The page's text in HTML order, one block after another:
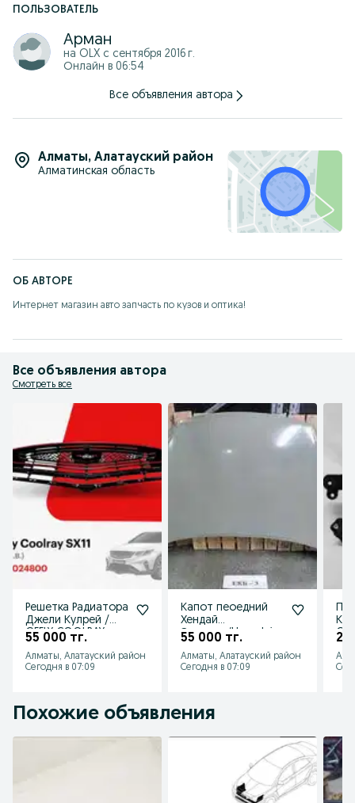
ПОЛЬЗОВАТЕЛЬ
Арман
на OLX с сентября 2016 г.
Онлайн в 06:54
Все объявления автора
Алматы, Алатауский район
Алматинская область
ОБ АВТОРЕ
Интернет магазин авто запчасть по кузов и оптика!
Все объявления автора
Смотреть все
Решетка Радиатора
Джели Кулрей /
GEELY COOLRAY
55 000 тг.
Алматы, Алатауский район
Сегодня в 07:09
Капот пеоедний
Хендай
Элантра/Hyundai
55 000 тг.
Алматы, Алатауский район
Сегодня в 07:09
22
Похожие объявления